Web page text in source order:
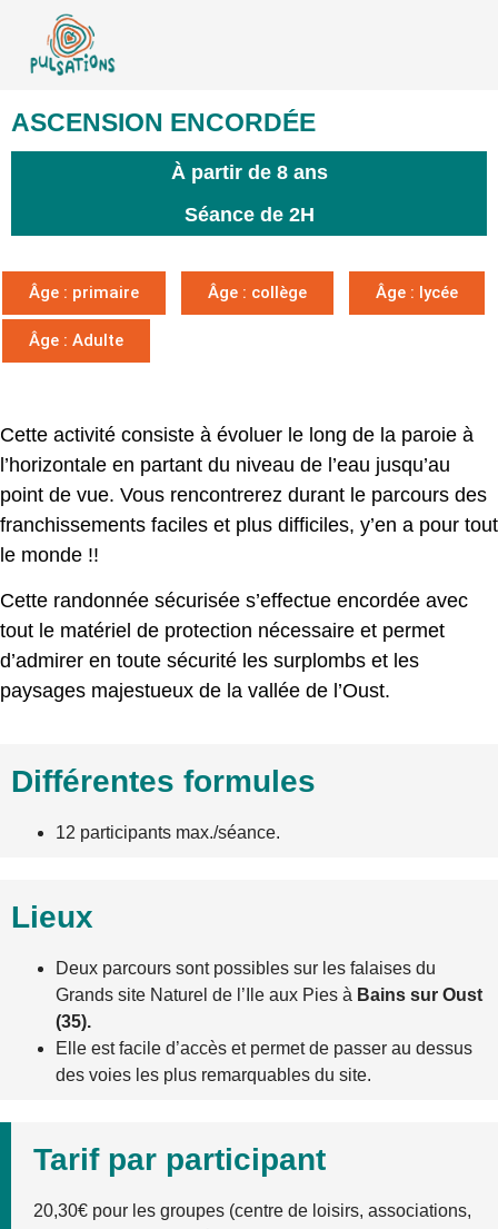
ASCENSION ENCORDÉE
À partir de 8 ans
Séance de 2H
Âge : primaire Âge : collège Âge : lycée
Âge : Adulte
Cette activité consiste à évoluer le long de la paroie à
l’horizontale en partant du niveau de l’eau jusqu’au
point de vue. Vous rencontrerez durant le parcours des
franchissements faciles et plus difficiles, y’en a pour tout
le monde !!
Cette randonnée sécurisée s’effectue encordée avec
tout le matériel de protection nécessaire et permet
d’admirer en toute sécurité les surplombs et les
paysages majestueux de la vallée de l’Oust.
Différentes formules
12 participants max./séance.
Lieux
Deux parcours sont possibles sur les falaises du
Grands site Naturel de l’Ile aux Pies à Bains sur Oust
(35).
Elle est facile d’accès et permet de passer au dessus
des voies les plus remarquables du site.
Tarif par participant
20,30€ pour les groupes (centre de loisirs, associations,